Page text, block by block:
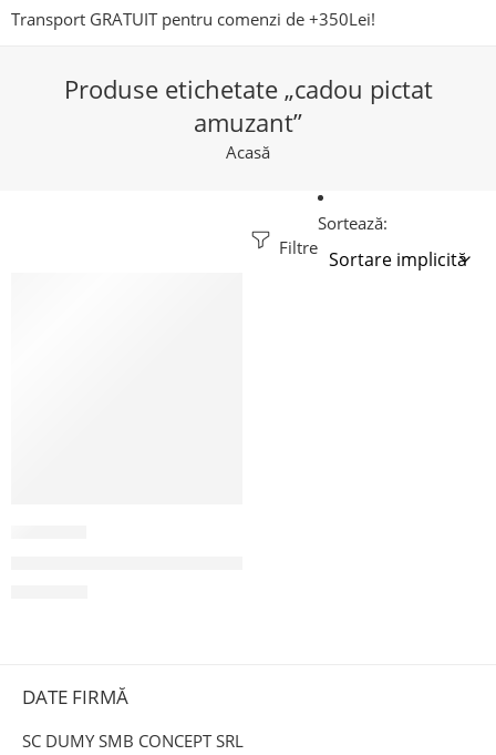
Transport GRATUIT pentru comenzi de +350Lei!
Produse etichetate „cadou pictat
amuzant”
Acasă
Filtre
Sortează:
DATE FIRMĂ
SC DUMY SMB CONCEPT SRL